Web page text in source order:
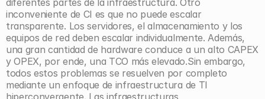
diferentes partes de la infraestructura. Otro
inconveniente de CI es que no puede escalar
transparente. Los servidores, el almacenamiento y los
equipos de red deben escalar individualmente. Además,
una gran cantidad de hardware conduce a un alto CAPEX
y OPEX, por ende, una TCO más elevado.Sin embargo,
todos estos problemas se resuelven por completo
mediante un enfoque de infraestructura de TI
hiperconvergente. Las infraestructuras